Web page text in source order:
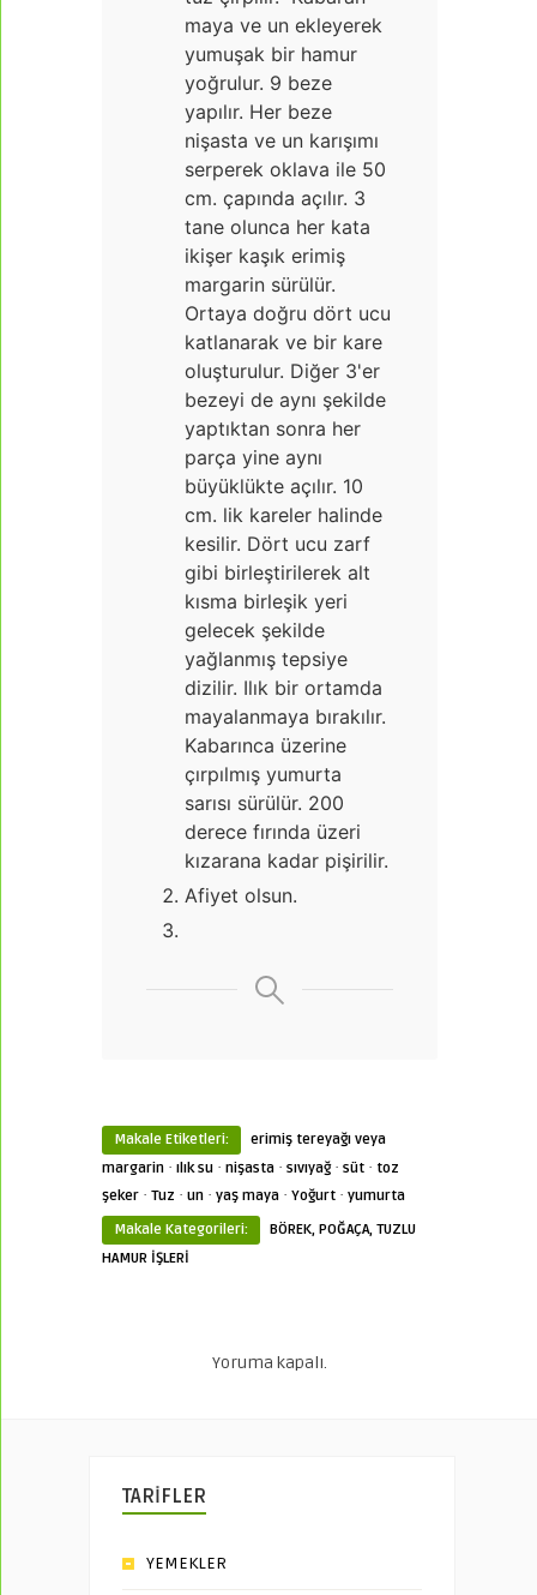
maya ve un ekleyerek
yumuşak bir hamur
yoğrulur. 9 beze
yapılır. Her beze
nişasta ve un karışımı
serperek oklava ile 50
cm. çapında açılır. 3
tane olunca her kata
ikişer kaşık erimiş
margarin sürülür.
Ortaya doğru dört ucu
katlanarak ve bir kare
oluşturulur. Diğer 3'er
bezeyi de aynı şekilde
yaptıktan sonra her
parça yine aynı
büyüklükte açılır. 10
cm. lik kareler halinde
kesilir. Dört ucu zarf
gibi birleştirilerek alt
kısma birleşik yeri
gelecek şekilde
yağlanmış tepsiye
dizilir. Ilık bir ortamda
mayalanmaya bırakılır.
Kabarınca üzerine
çırpılmış yumurta
sarısı sürülür. 200
derece fırında üzeri
kızarana kadar pişirilir.
Afiyet olsun.
Makale Etiketleri:
erimiş tereyağı veya
margarin · ılık su · nişasta · sıvıyağ· süt · toz
şeker · Tuz · un · yaş maya · Yoğurt · yumurta
Makale Kategorileri:
BÖREK, POĞAÇA, TUZLU
HAMUR İŞLERİ
Yoruma kapalı.
TARİFLER
YEMEKLER